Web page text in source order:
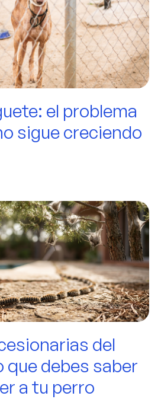
el problema
sigue creciendo
del
que debes saber
a tu perro